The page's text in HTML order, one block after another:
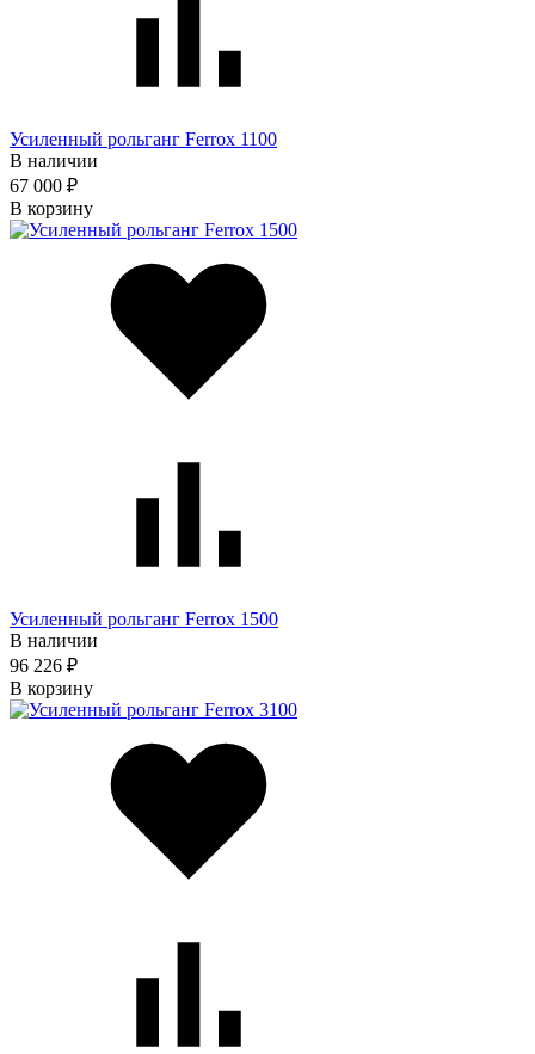
Усиленный рольганг Ferrox 1100
В наличии
67 000 ₽
В корзину
Усиленный рольганг Ferrox 1500
В наличии
96 226 ₽
В корзину